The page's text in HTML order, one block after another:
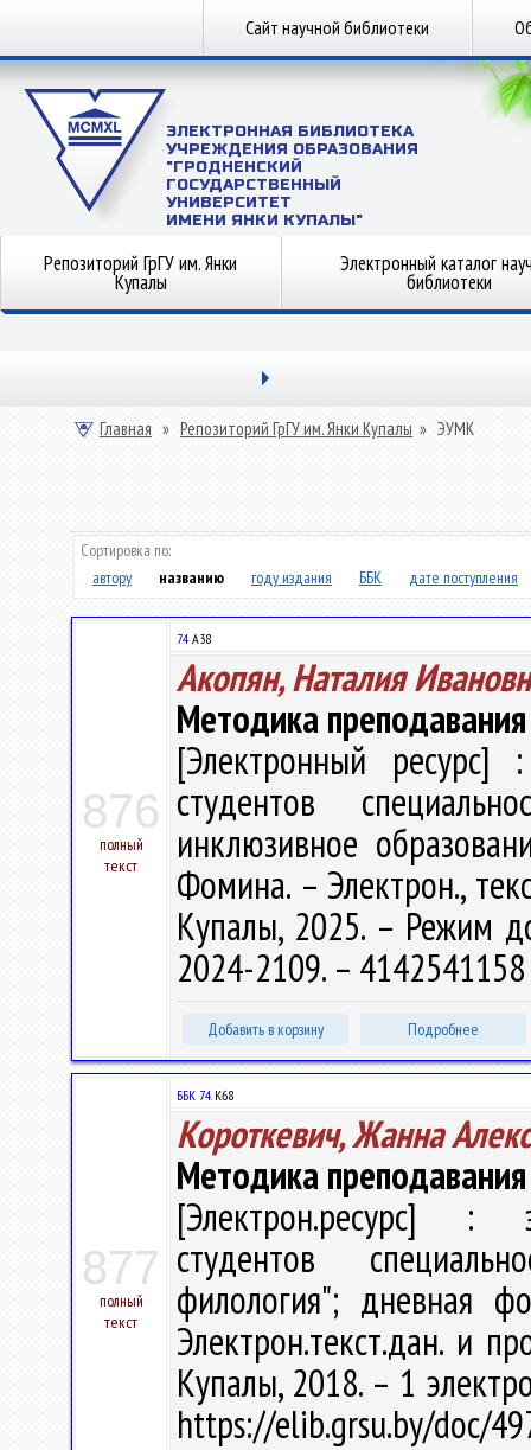
Сайт научной библиотеки
ЭЛЕКТРОННАЯ БИБЛИОТЕКА
УЧРЕЖДЕНИЯ ОБРАЗОВАНИЯ
"ГРОДНЕНСКИЙ
ГОСУДАРСТВЕННЫЙ
УНИВЕРСИТЕТ
ИМЕНИ ЯНКИ КУПАЛЫ"
Репозиторий ГрГУ им. Янки
Купалы
Электронный каталог
библиотеки
Главная » Репозиторий ГрГУ им. Янки Купалы » ЭУМК
Сортировка по:
автору
названию году издания ББК дате поступления
876
полный
текст
74 А38
Акопян, Наталия
Методика преподавания
[Электронный ресурс]
студентов
инклюзивное
Фомина. – Электрон.,
Купалы, 2025. – Режим
2024-2109. –
Добавить в корзину Подробнее
877
полный
текст
ББК 74.К68
Короткевич, Жанна
Методика
[Электрон.ресурс] :
студентов
филология"; дневная
Электрон.текст.дан. и
Купалы, 2018. – 1
https://elib.grsu.by/doc/